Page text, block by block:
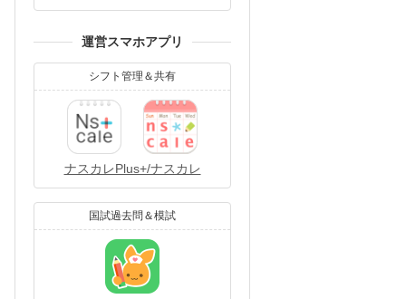
運営スマホアプリ
シフト管理＆共有
ナスカレPlus+/ナスカレ
国試過去問＆模試